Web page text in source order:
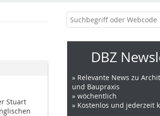
Stuart
DBZ
» Relevante News zu
und Baupraxis
» wöchentlich
» Kostenlos und jederzeit